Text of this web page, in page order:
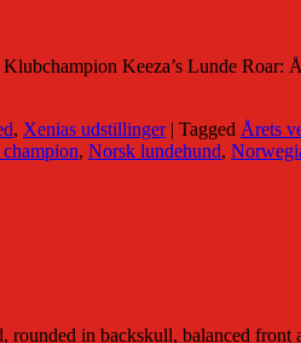
Keeza’s Lunde Roar:
, Xenias udstillinger | Tagged Årets
, Norsk lundehund,
in backskull, balanced